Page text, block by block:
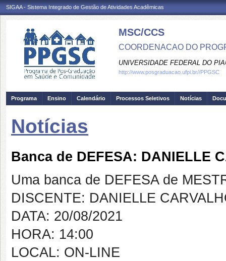
SIGAA - Sistema Integrado de Gestão de Atividades Acadêmicas
MSC/CCS
COORDENACAO DO
UNIVERSIDADE FEDERAL DO
http://www.posgraduacao.ufpi.br//PPGSC
Programa Ensino Calendário Processos Seletivos Notícias
Notícias
Banca de DEFESA: DANIELLE
Uma banca de DEFESA de
DISCENTE: DANIELLE
DATA: 20/08/2021
HORA: 14:00
LOCAL: ON-LINE